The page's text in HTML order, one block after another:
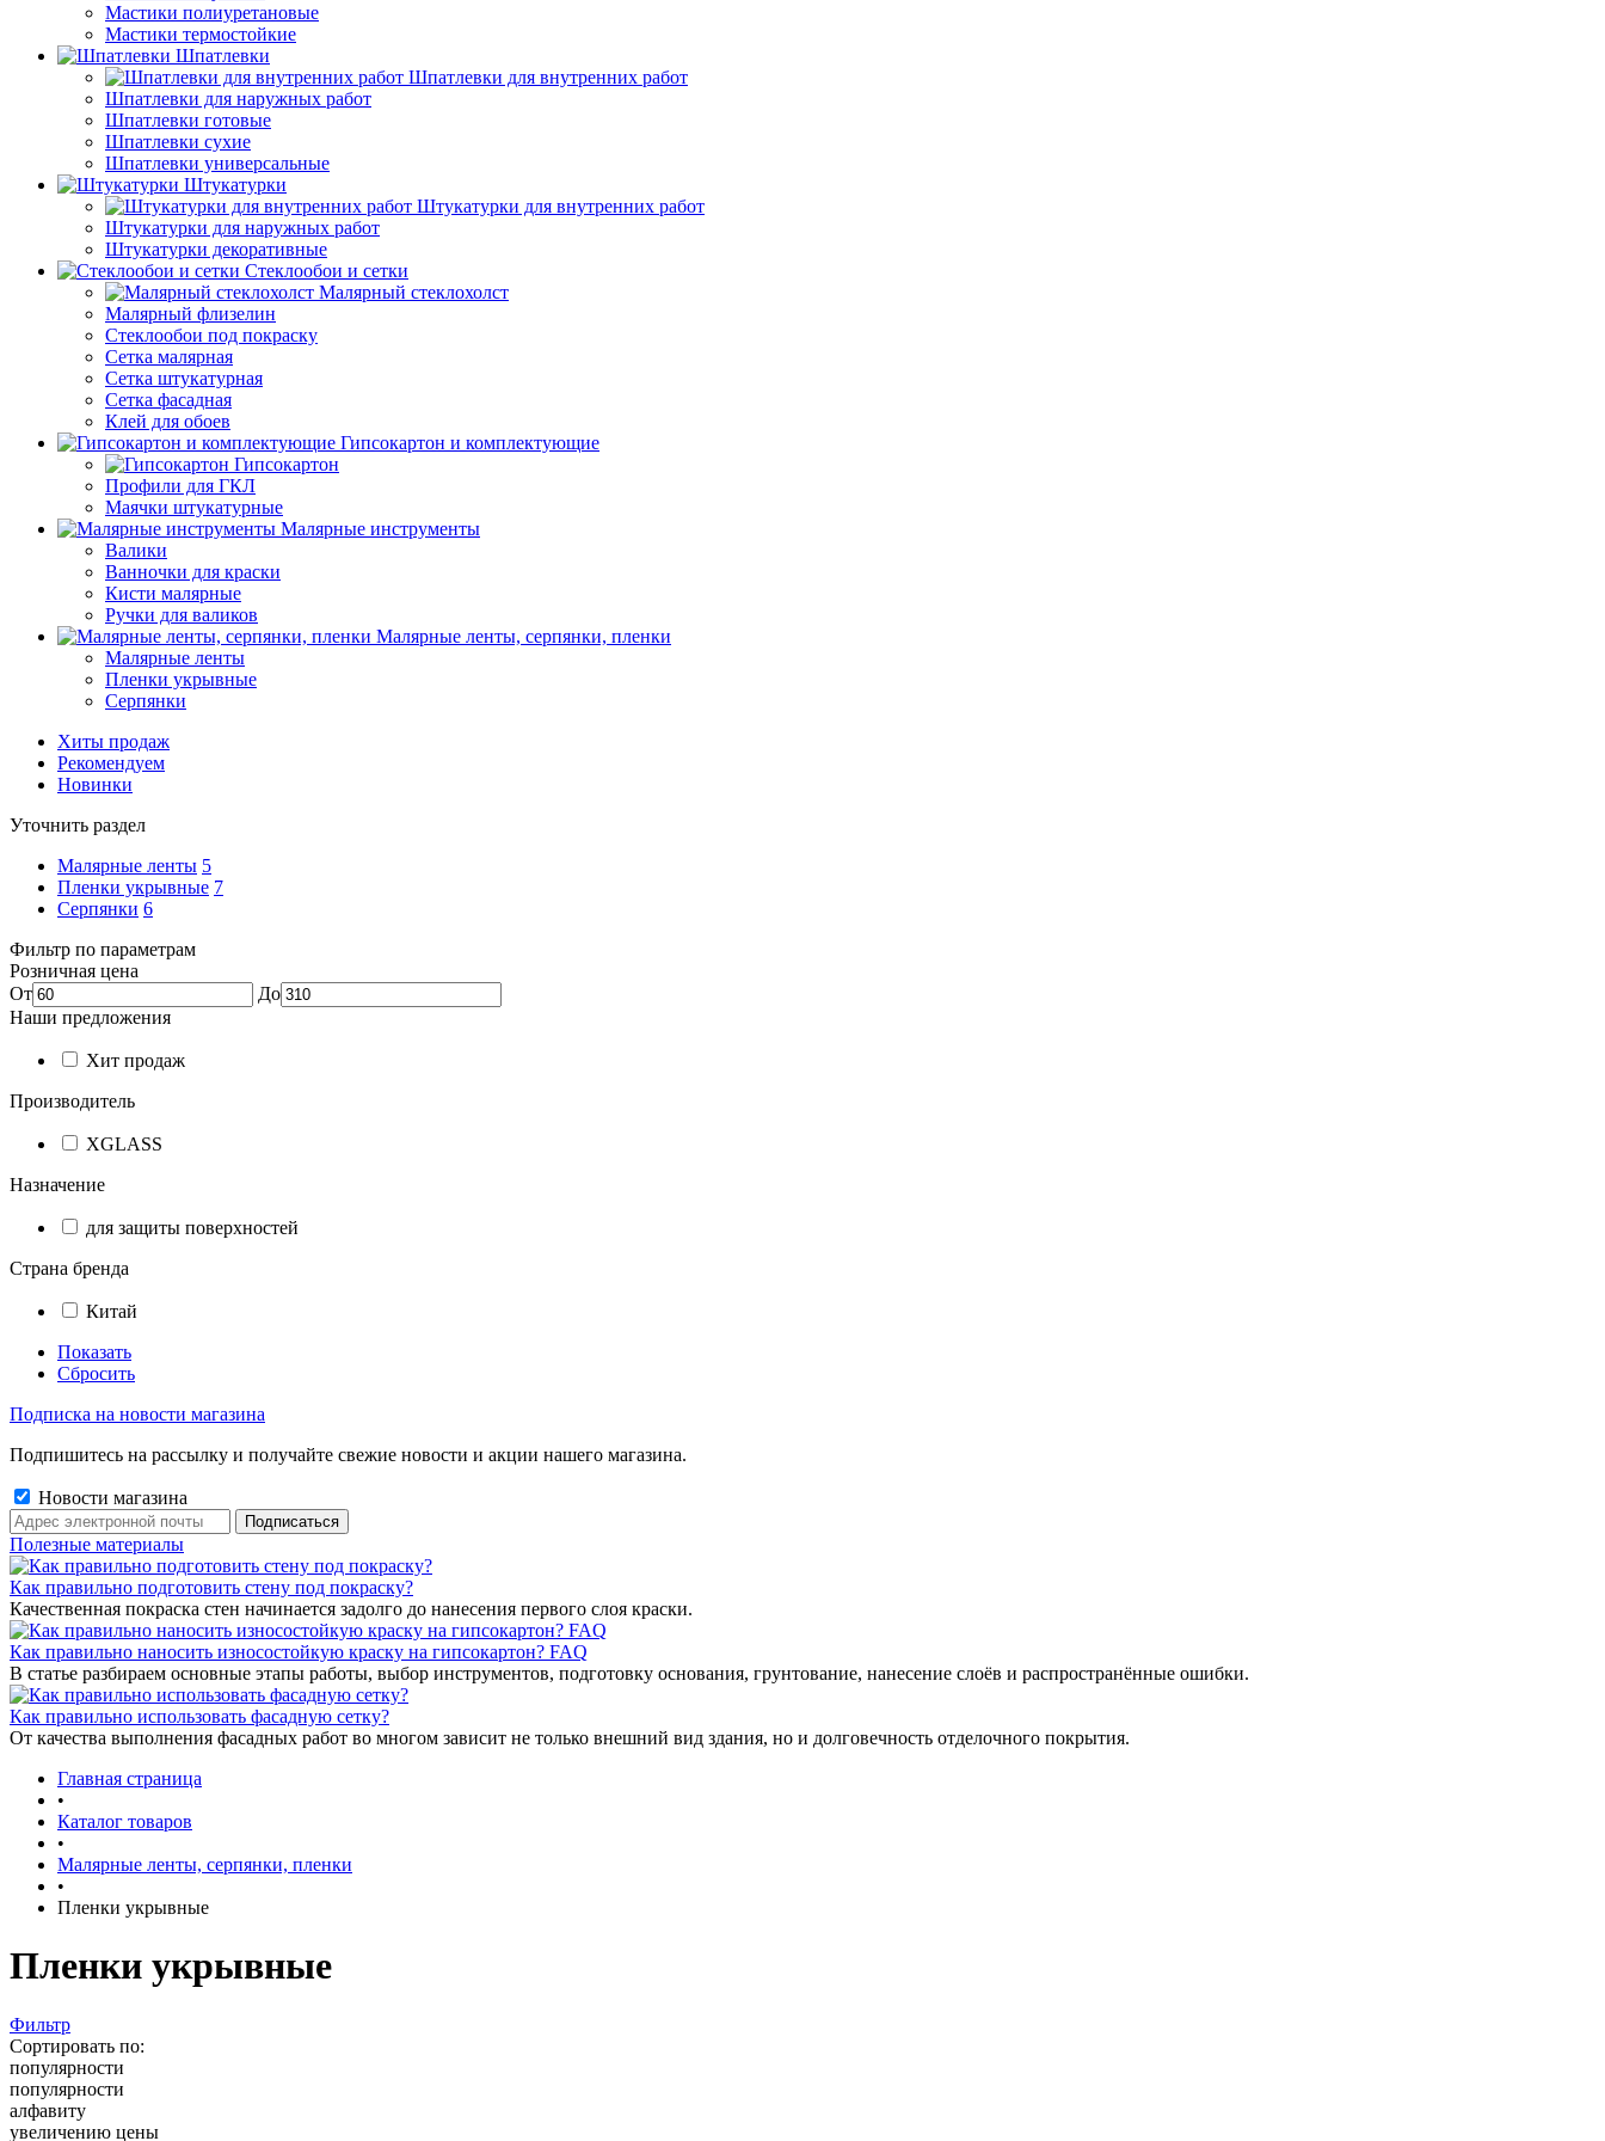
Мастики полиуретановые
Мастики термостойкие
Шпатлевки
Шпатлевки для внутренних работ
Шпатлевки для наружных работ
Шпатлевки готовые
Шпатлевки сухие
Шпатлевки универсальные
Штукатурки
Штукатурки для внутренних работ
Штукатурки для наружных работ
Штукатурки декоративные
Стеклообои и сетки
Малярный стеклохолст
Малярный флизелин
Стеклообои под покраску
Сетка малярная
Сетка штукатурная
Сетка фасадная
Клей для обоев
Гипсокартон и комплектующие
Гипсокартон
Профили для ГКЛ
Маячки штукатурные
Малярные инструменты
Валики
Ванночки для краски
Кисти малярные
Ручки для валиков
Малярные ленты, серпянки, пленки
Малярные ленты
Пленки укрывные
Серпянки
Хиты продаж
Рекомендуем
Новинки
Уточнить раздел
Малярные ленты 5
Пленки укрывные 7
Серпянки 6
Фильтр по параметрам
Розничная цена
От
До
Наши предложения
Хит продаж
Производитель
XGLASS
Назначение
для защиты поверхностей
Страна бренда
Китай
Показать
Сбросить
Подписка на новости магазина
Подпишитесь на рассылку и получайте свежие новости и акции нашего магазина.
Новости магазина
Полезные материалы
Как правильно подготовить стену под покраску?
Качественная покраска стен начинается задолго до нанесения первого слоя краски.
Как правильно наносить износостойкую краску на гипсокартон? FAQ
В статье разбираем основные этапы работы, выбор инструментов, подготовку основания, грунтование, нанесение слоёв и распространённые ошибки.
Как правильно использовать фасадную сетку?
От качества выполнения фасадных работ во многом зависит не только внешний вид здания, но и долговечность отделочного покрытия.
Главная страница
•
Каталог товаров
•
Малярные ленты, серпянки, пленки
•
Пленки укрывные
Пленки укрывные
Фильтр
Сортировать по:
популярности
популярности
алфавиту
увеличению цены